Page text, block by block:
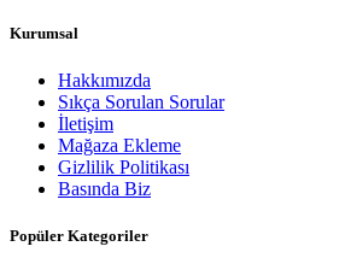
Kurumsal
Hakkımızda
Sıkça Sorulan Sorular
İletişim
Mağaza Ekleme
Gizlilik Politikası
Basında Biz
Popüler Kategoriler